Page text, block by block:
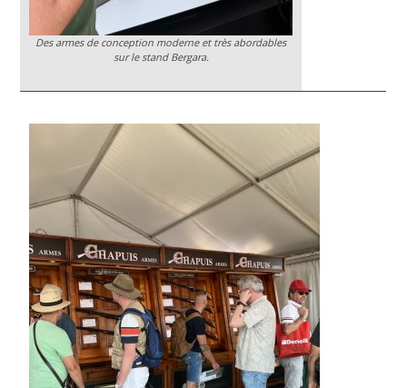
Des armes de conception moderne et très abordables
sur le stand Bergara.